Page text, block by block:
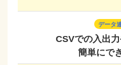
データ
CSVでの入出
簡単にで